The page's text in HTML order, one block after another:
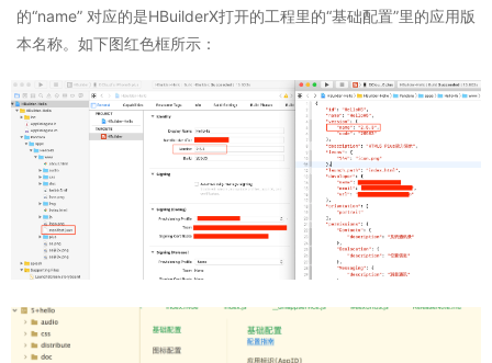
的“name” 对应的是HBuilderX打开的工程里的“基础配置”里的应用版
本名称。如下图红色框所示：